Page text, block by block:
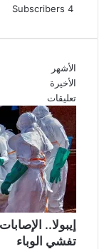
4
Subscribers
الأشهر
الأخيرة
تعليقات
تفشي الوباء